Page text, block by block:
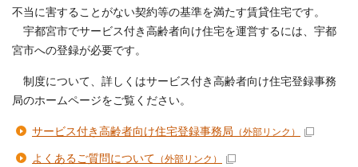
不当に害することがない契約等の基準を満たす賃貸住宅です。
宇都宮市でサービス付き高齢者向け住宅を運営するには、宇都
宮市への登録が必要です。
制度について、詳しくはサービス付き高齢者向け住宅登録事務
局のホームページをご覧ください。
サービス付き高齢者向け住宅登録事務局 （外部リンク）
よくあるご質問について （外部リンク）